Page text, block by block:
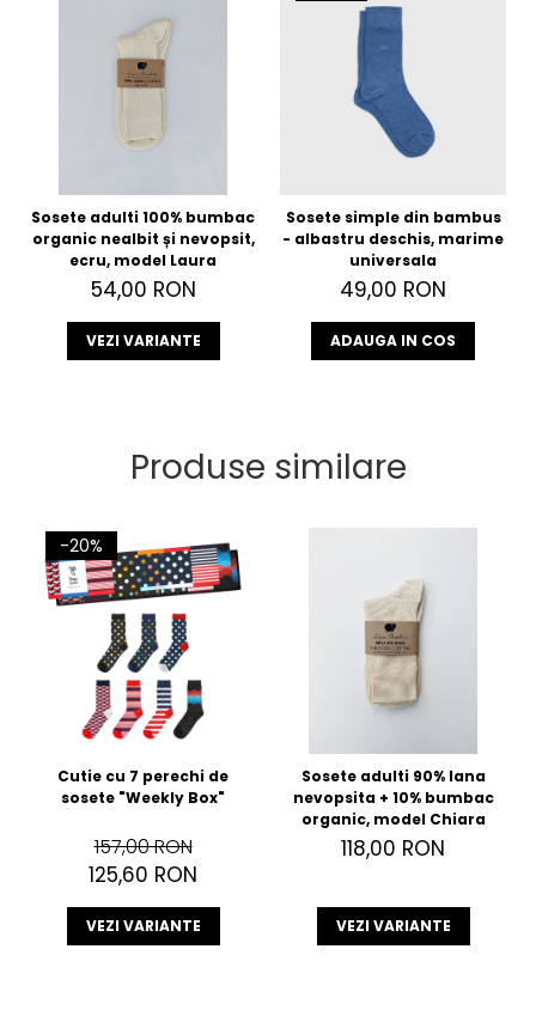
Sosete adulti 100% bumbac
organic nealbit și nevopsit,
ecru, model Laura
54,00 RON
VEZI VARIANTE
Sosete simple din bambus
- albastru deschis, marime
universala
49,00 RON
ADAUGA IN COS
Produse similare
-20%
Cutie cu 7 perechi de
sosete "Weekly Box"
157,00 RON
125,60 RON
VEZI VARIANTE
Sosete adulti 90% lana
nevopsita + 10% bumbac
organic, model Chiara
118,00 RON
VEZI VARIANTE